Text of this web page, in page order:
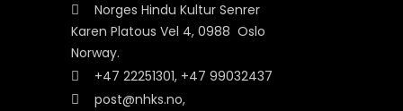
Norges Hindu Kultur Senrer
Karen Platous Vel 4, 0988 Oslo
Norway.
+47 22251301, +47 99032437
post@nhks.no,